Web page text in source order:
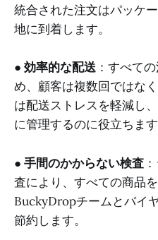
統合された注文はパッケ
地に到着します。
● 効率的な配送 ：すべて
め、顧客は複数回ではな
は配送ストレスを軽減し
に管理するのに役立ちます
● 手間のかからない検査
査により、すべての商品
BuckyDropチームとバイ
節約します。